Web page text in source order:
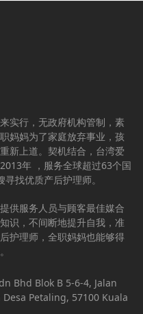
实行，无政府机构管制，素
妈妈为了家庭放弃事业，孩
新上道。契机结合，台湾爱
年 ，服务全球超过63个国
找优质产后护理师。
供服务人员与顾客最佳媒合
识，不间断地提升自我，准
护理师，全职妈妈也能够得
Bhd Blok B 5-6-4, Jalan
Petaling, 57100 Kuala